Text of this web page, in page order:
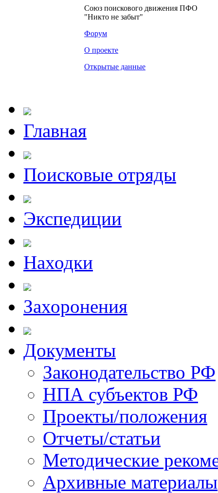
Союз поискового движения ПФО
"Никто не забыт"
Форум
О проекте
Открытые данные
Главная
Поисковые отряды
Экспедиции
Находки
Захоронения
Документы
Законодательство РФ
НПА субъектов РФ
Проекты/положения
Отчеты/статьи
Методические
Архивные материалы